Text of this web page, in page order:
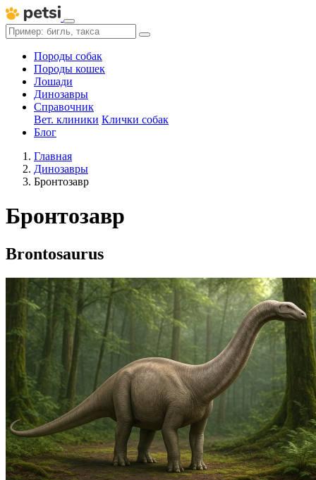
Породы собак
Породы кошек
Лошади
Динозавры
Справочник
Вет. клиники Клички собак
Блог
Главная
Динозавры
Бронтозавр
Бронтозавр
Brontosaurus